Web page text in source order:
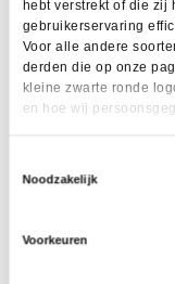
hebt verstrekt of die
gebruikerservaring
Voor alle andere
derden die op onze
kleine zwarte ronde
en hoe wij
Noodzakelijk
Voorkeuren